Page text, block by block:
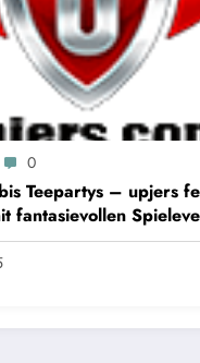
0
Teepartys – upjers
fantasievollen